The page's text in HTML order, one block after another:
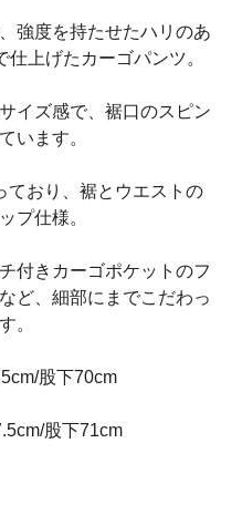
強度を持たせたハリのあ
上げたカーゴパンツ。
イズ感で、裾口のスピン
います。
ており、裾とウエストの
プ仕様。
付きカーゴポケットのフ
ど、細部にまでこだわっ
。
股下70cm
股下71cm